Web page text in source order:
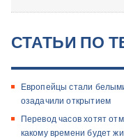
СТАТЬИ ПО
Европейцы стали
озадачили открытием
Перевод часов хотят
какому времени будет